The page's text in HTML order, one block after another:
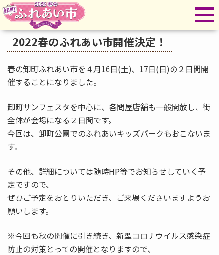
INFORMATION
2022春のふれあい市開催決定！
春の卸町ふれあい市を４月16日(土)、17日(日)の２日間開
催することになりました。
卸町サンフェスタを中心に、各問屋店舗も一般開放し、街
全体が会場になる２日間です。
今回は、卸町公園でのふれあいキッズパークもおこないま
す。
その他、詳細については随時HP等でお知らせしていく予
定ですので、
ぜひご予定をおとりいただき、ご来場くださいますようお
願いします。
※今回も秋の開催に引き続き、新型コロナウイルス感染症
防止の対策とっての開催となりますので、